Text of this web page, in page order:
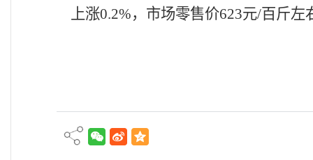
上涨0.2%，市场零售价623元/百斤左